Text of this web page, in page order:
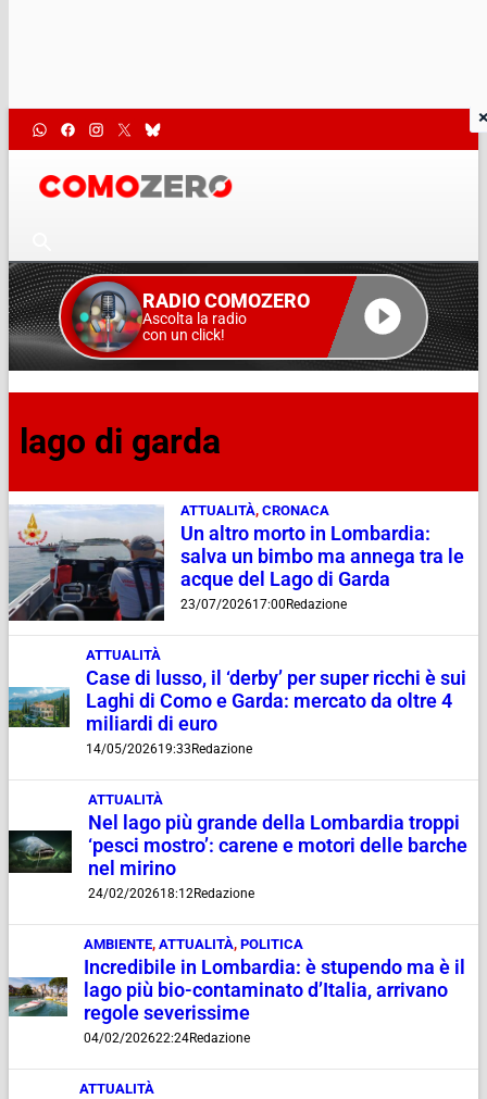
RADIO COMOZERO
Ascolta la radio
con un click!
lago di garda
ATTUALITÀ, CRONACA
Un altro morto in Lombardia:
salva un bimbo ma annega tra le
acque del Lago di Garda
23/07/202617:00Redazione
ATTUALITÀ
Case di lusso, il ‘derby’ per super ricchi è sui
Laghi di Como e Garda: mercato da oltre 4
miliardi di euro
14/05/202619:33Redazione
ATTUALITÀ
Nel lago più grande della Lombardia troppi
‘pesci mostro’: carene e motori delle barche
nel mirino
24/02/202618:12Redazione
AMBIENTE,ATTUALITÀ,POLITICA
Incredibile in Lombardia: è stupendo ma è il
lago più bio-contaminato d’Italia, arrivano
regole severissime
04/02/202622:24Redazione
ATTUALITÀ